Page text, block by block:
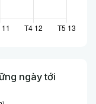
ngày tới